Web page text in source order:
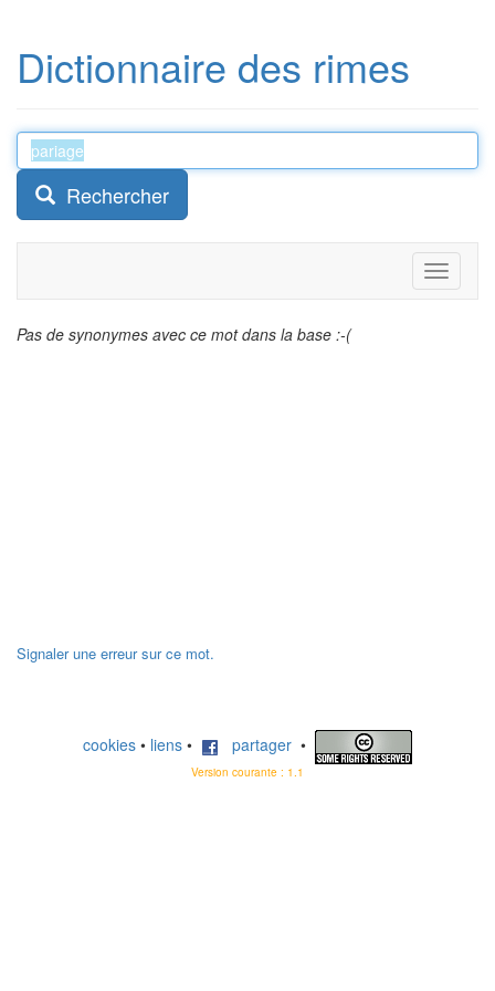
Dictionnaire des rimes
Rechercher
Toggle
Pas de synonymes avec ce mot dans la base :-(
Signaler une erreur sur ce mot.
cookies • liens • partager •
Version courante : 1.1